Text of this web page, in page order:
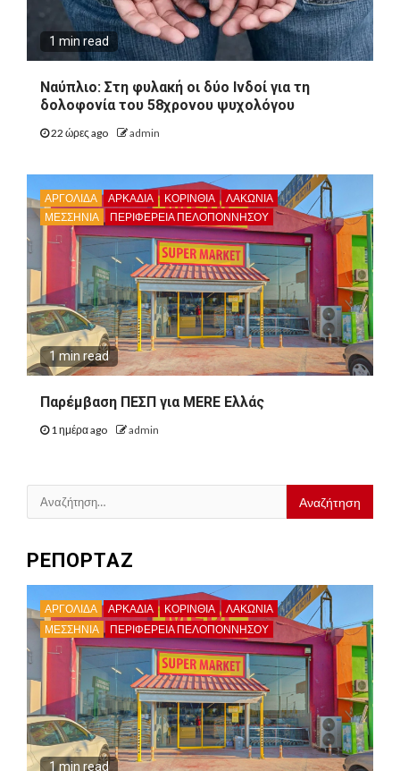
1 min read
Ναύπλιο: Στη φυλακή οι δύο Ινδοί για τη
δολοφονία του 58χρονου ψυχολόγου
22 ώρες ago admin
ΑΡΓΟΛΙΔΑ ΑΡΚΑΔΊΑ ΚΟΡΙΝΘΊΑ
ΛΑΚΩΝΙΑ
ΜΕΣΣΗΝΙΑ
ΠΕΡΙΦΈΡΕΙΑ ΠΕΛΟΠΟΝΝΉΣΟΥ
1 min read
Παρέμβαση ΠΕΣΠ για MERE Ελλάς
1 ημέρα ago admin
Αναζήτηση
για:
ΡΕΠΟΡΤΑΖ
ΑΡΓΟΛΙΔΑ ΑΡΚΑΔΊΑ ΚΟΡΙΝΘΊΑ
ΛΑΚΩΝΙΑ
ΜΕΣΣΗΝΙΑ
ΠΕΡΙΦΈΡΕΙΑ ΠΕΛΟΠΟΝΝΉΣΟΥ
1 min read